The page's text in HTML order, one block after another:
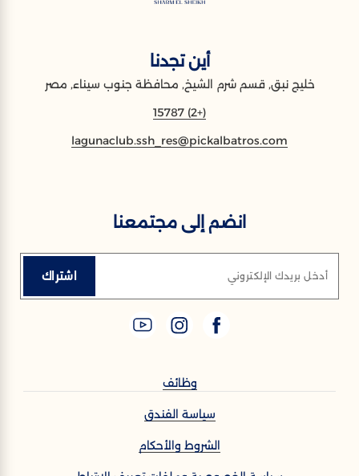
أين تجدنا
خليج نبق, قسم شرم الشيخ, محافظة جنوب سيناء, مصر
(+2) 15787
lagunaclub.ssh_res@pickalbatros.com
انضم إلى مجتمعنا
أدخل بريدك الإلكتروني اشتراك
وظائف
سياسة الفندق
الشروط والأحكام